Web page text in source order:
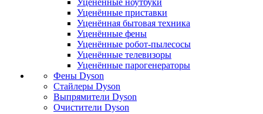
Уценённые ноутбуки
Уценённые приставки
Уценённая бытовая техника
Уценённые фены
Уценённые робот-пылесосы
Уценённые телевизоры
Уценённые парогенераторы
Фены Dyson
Стайлеры Dyson
Выпрямители Dyson
Очистители Dyson